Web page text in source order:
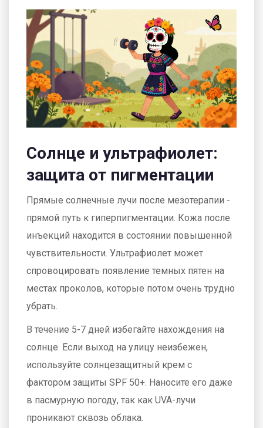
Солнце и ультрафиолет:
защита от пигментации
Прямые солнечные лучи после мезотерапии -
прямой путь к гиперпигментации. Кожа после
инъекций находится в состоянии повышенной
чувствительности. Ультрафиолет может
спровоцировать появление темных пятен на
местах проколов, которые потом очень трудно
убрать.
В течение 5-7 дней избегайте нахождения на
солнце. Если выход на улицу неизбежен,
используйте солнцезащитный крем с
фактором защиты SPF 50+. Наносите его даже
в пасмурную погоду, так как UVA-лучи
проникают сквозь облака.